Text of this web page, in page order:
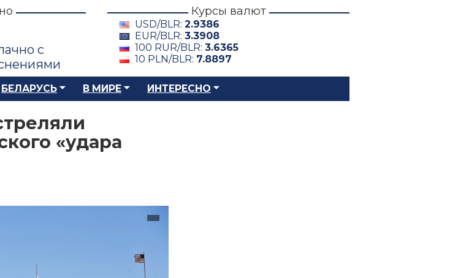
с
Курсы валют
USD/BLR: 2.9386
EUR/BLR: 3.3908
100 RUR/BLR: 3.6365
10 PLN/BLR: 7.8897
БЕЛАРУСЬ В МИРЕ ИНТЕРЕСНО
«удара